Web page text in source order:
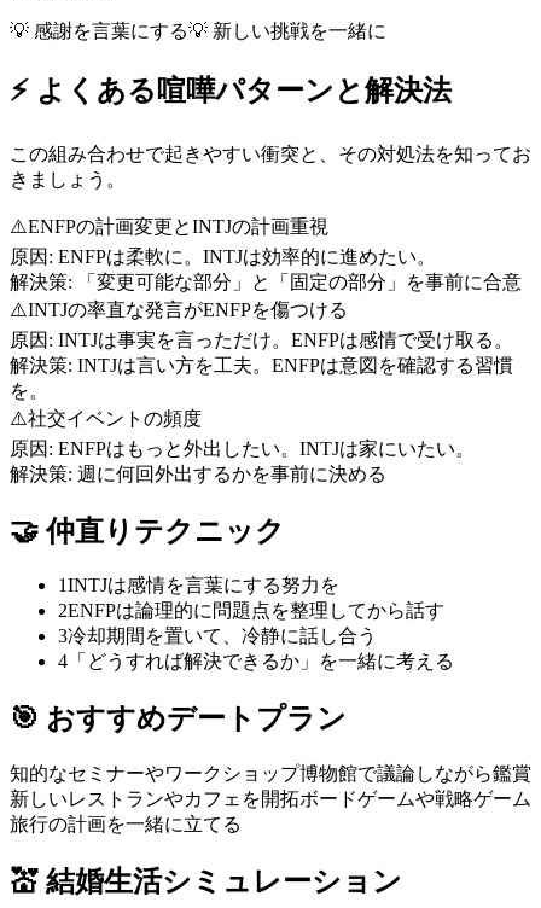
💡 感謝を言葉にする💡 新しい挑戦を一緒に
⚡ よくある喧嘩パターンと解決法
この組み合わせで起きやすい衝突と、その対処法を知ってお
きましょう。
⚠️ENFPの計画変更とINTJの計画重視
原因: ENFPは柔軟に。INTJは効率的に進めたい。
解決策:
「変更可能な部分」と「固定の部分」を事前に合意
⚠️INTJの率直な発言がENFPを傷つける
原因: INTJは事実を言っただけ。ENFPは感情で受け取る。
解決策: INTJは言い方を工夫。ENFPは意図を確認する習慣
を。
⚠️社交イベントの頻度
原因: ENFPはもっと外出したい。INTJは家にいたい。
解決策: 週に何回外出するかを事前に決める
🤝仲直りテクニック
1INTJは感情を言葉にする努力を
2ENFPは論理的に問題点を整理してから話す
3冷却期間を置いて、冷静に話し合う
4 「どうすれば解決できるか」を一緒に考える
🎯 おすすめデートプラン
知的なセミナーやワークショップ博物館で議論しながら鑑賞
新しいレストランやカフェを開拓ボードゲームや戦略ゲーム
旅行の計画を一緒に立てる
💒 結婚生活シミュレーション